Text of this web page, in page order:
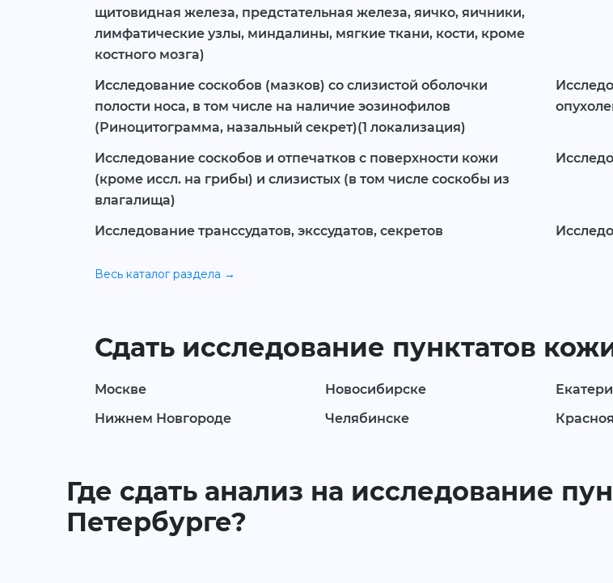
щитовидная железа, предстательная железа, яичко, яичники,
лимфатические узлы, миндалины, мягкие ткани, кости, кроме
костного мозга)
Исследование соскобов (мазков) со слизистой оболочки
полости носа, в том числе на наличие эозинофилов
(Риноцитограмма, назальный секрет)(1 локализация)
Исследование соскобов и отпечатков с поверхности кожи
(кроме иссл. на грибы) и слизистых (в том числе соскобы из
влагалища)
Исследование транссудатов, экссудатов, секретов
Весь каталог раздела →
Сдать исследование пунктатов
Москве Новосибирске
Нижнем Новгороде
Челябинске
Где сдать анализ на исследование
Петербурге?